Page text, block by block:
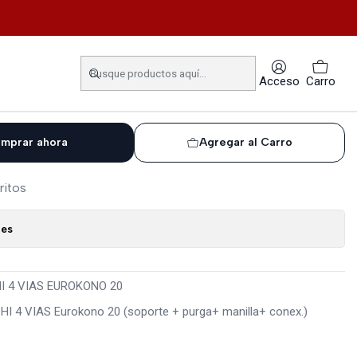
Acceso Carro
1 HI-HI 4 VIAS
Agregar al Carro
ahora
4 VIAS EUROKONO 20
HI 4 VIAS Eurokono 20 (soporte + purga+ manilla+ conex.)